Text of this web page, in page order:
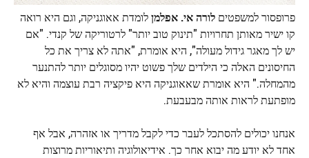
פרופסור למשפטים לורה אי. אפלמןלומדת אאוגניקה, וגם היא רואה
קו ישיר מאותן תחרויות "תינוק טוב יותר" לרטוריקה של קנדי. "אם
יש לך מאגר גידול מעולה", היא אומרת, "אתה לא צריך את כל
החיסונים האלה כי הילדים שלך פשוט יהיו מסוגלים יותר להתנער
מהמחלה." היא אומרת שאאוגניקה היא פיקציה רבת עוצמה והיא לא
מופתעת לראות אותה מבעבעת.
אנחנו יכולים להסתכל לעבר כדי לקבל מדריך או אזהרה, אבל אף
אחד לא יודע מה יבוא אחר כך. אידיאולוגיה ותיאוריות מרוצות